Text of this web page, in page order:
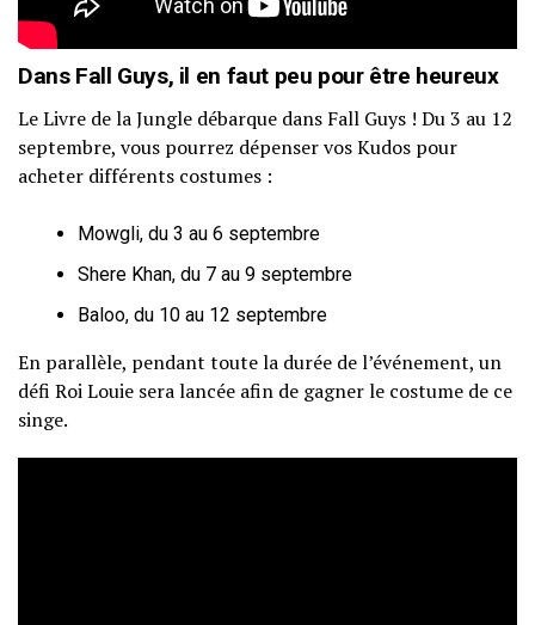
Dans Fall Guys, il en faut peu pour être heureux
Le Livre de la Jungle débarque dans Fall Guys ! Du 3 au 12
septembre, vous pourrez dépenser vos Kudos pour
acheter différents costumes :
Mowgli, du 3 au 6 septembre
Shere Khan, du 7 au 9 septembre
Baloo, du 10 au 12 septembre
En parallèle, pendant toute la durée de l’événement, un
défi Roi Louie sera lancée afin de gagner le costume de ce
singe.